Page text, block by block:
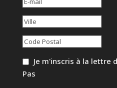
Je m'inscris à la lettre
Pas